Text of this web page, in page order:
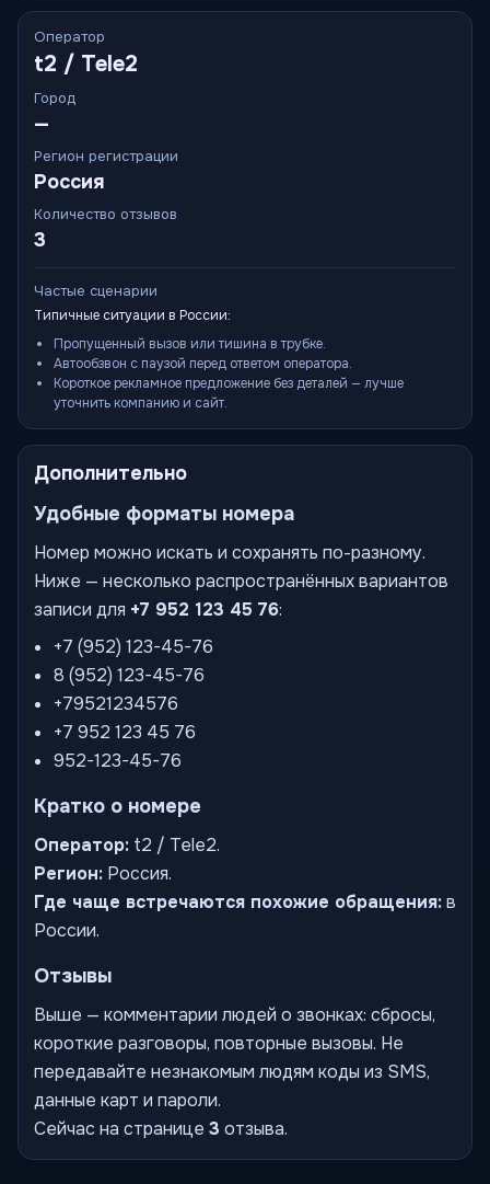
Оператор
t2 / Tele2
Город
—
Регион регистрации
Россия
Количество отзывов
3
Частые сценарии
Типичные ситуации в России:
Пропущенный вызов или тишина в трубке.
Автообзвон с паузой перед ответом оператора.
Короткое рекламное предложение без деталей — лучше
уточнить компанию и сайт.
Дополнительно
Удобные форматы номера
Номер можно искать и сохранять по-разному.
Ниже — несколько распространённых вариантов
записи для +7 952 123 45 76:
+7 (952) 123-45-76
8 (952) 123-45-76
+79521234576
+7 952 123 45 76
952-123-45-76
Кратко о номере
Оператор: t2 / Tele2.
Регион: Россия.
Где чаще встречаются похожие обращения:в
России.
Отзывы
Выше — комментарии людей о звонках: сбросы,
короткие разговоры, повторные вызовы. Не
передавайте незнакомым людям коды из SMS,
данные карт и пароли.
Сейчас на странице 3 отзыва.